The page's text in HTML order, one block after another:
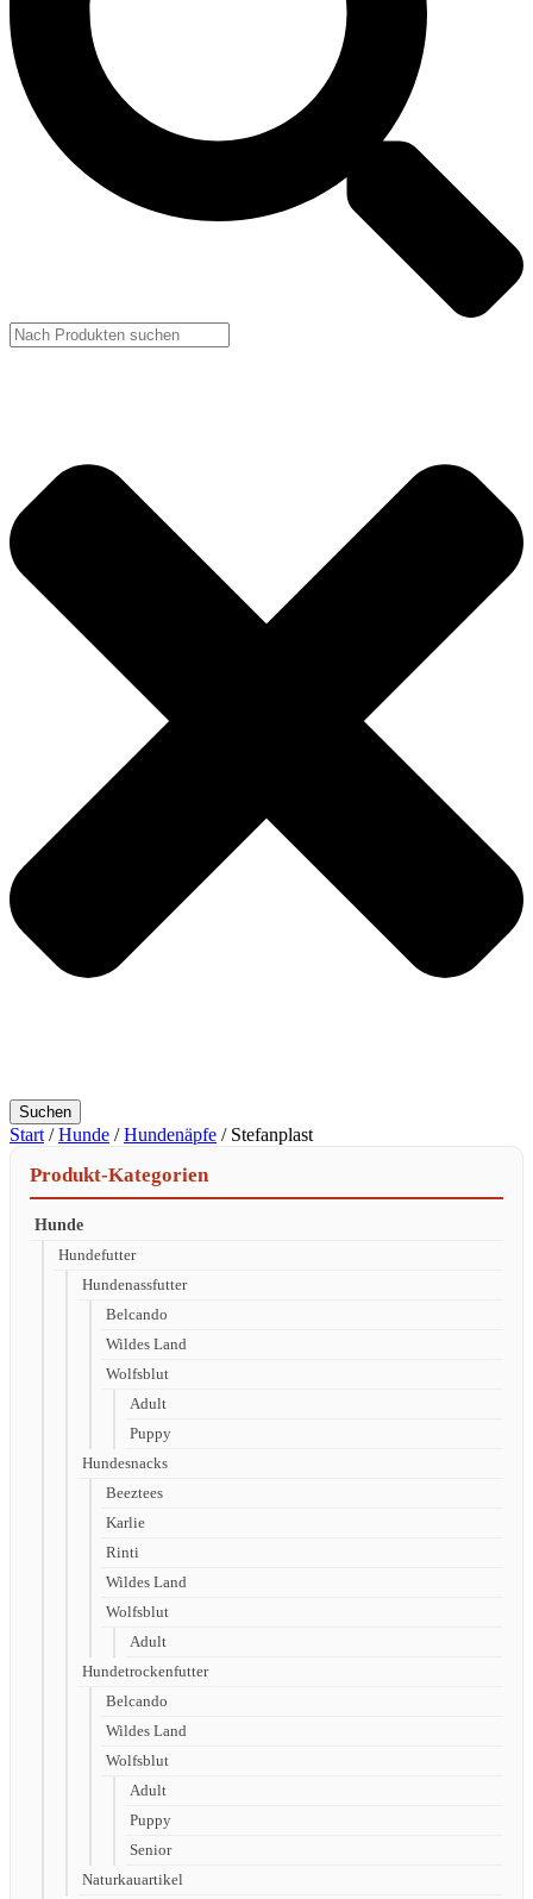
Suchen
Start /Hunde /Hundenäpfe / Stefanplast
Produkt-Kategorien
Hunde
Hundefutter
Hundenassfutter
Belcando
Wildes Land
Wolfsblut
Adult
Puppy
Hundesnacks
Beeztees
Karlie
Rinti
Wildes Land
Wolfsblut
Adult
Hundetrockenfutter
Belcando
Wildes Land
Wolfsblut
Adult
Puppy
Senior
Naturkauartikel